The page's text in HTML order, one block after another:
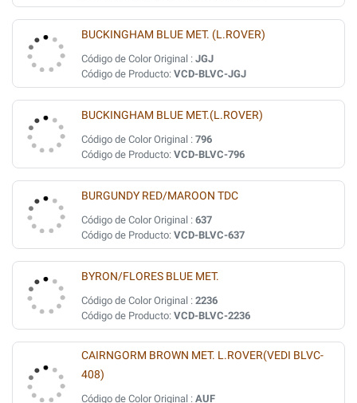
BUCKINGHAM BLUE MET. (L.ROVER)
Código de Color Original : JGJ
Código de Producto: VCD-BLVC-JGJ
BUCKINGHAM BLUE MET.(L.ROVER)
Código de Color Original : 796
Código de Producto: VCD-BLVC-796
BURGUNDY RED/MAROON TDC
Código de Color Original : 637
Código de Producto: VCD-BLVC-637
BYRON/FLORES BLUE MET.
Código de Color Original : 2236
Código de Producto: VCD-BLVC-2236
CAIRNGORM BROWN MET. L.ROVER(VEDI BLVC-
408)
Código de Color Original : AUF